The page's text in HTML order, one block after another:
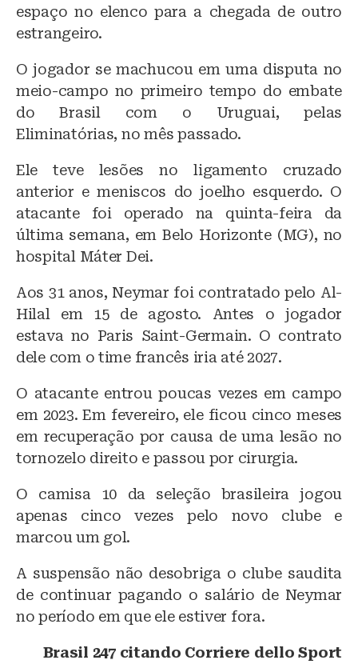
espaço no elenco para a chegada de outro
estrangeiro.
O jogador se machucou em uma disputa no
meio-campo no primeiro tempo do embate
do Brasil com o Uruguai, pelas
Eliminatórias, no mês passado.
Ele teve lesões no ligamento cruzado
anterior e meniscos do joelho esquerdo. O
atacante foi operado na quinta-feira da
última semana, em Belo Horizonte (MG), no
hospital Máter Dei.
Aos 31 anos, Neymar foi contratado pelo Al-
Hilal em 15 de agosto. Antes o jogador
estava no Paris Saint-Germain. O contrato
dele com o time francês iria até 2027.
O atacante entrou poucas vezes em campo
em 2023. Em fevereiro, ele ficou cinco meses
em recuperação por causa de uma lesão no
tornozelo direito e passou por cirurgia.
O camisa 10 da seleção brasileira jogou
apenas cinco vezes pelo novo clube e
marcou um gol.
A suspensão não desobriga o clube saudita
de continuar pagando o salário de Neymar
no período em que ele estiver fora.
Brasil 247 citando Corriere dello Sport